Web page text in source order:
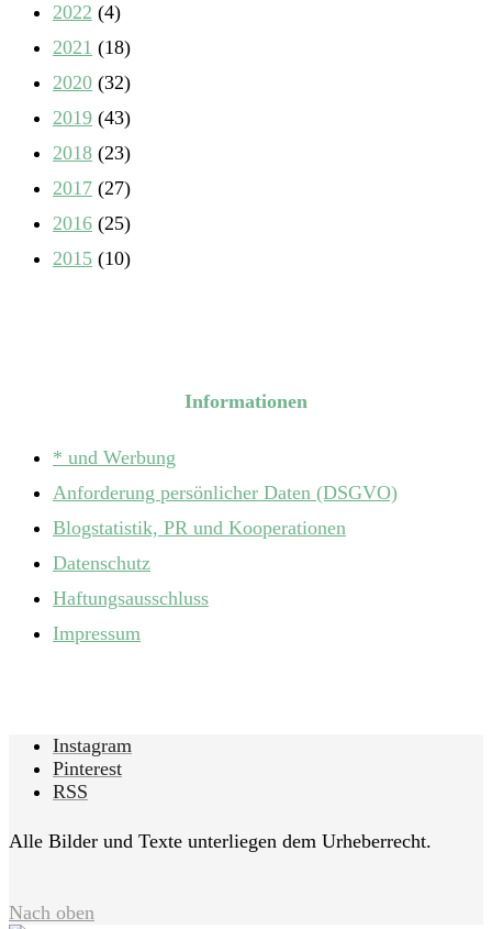
2022 (4)
2021 (18)
2020 (32)
2019 (43)
2018 (23)
2017 (27)
2016 (25)
2015 (10)
Informationen
* und Werbung
Anforderung persönlicher Daten (DSGVO)
Blogstatistik, PR und Kooperationen
Datenschutz
Haftungsausschluss
Impressum
Instagram
Pinterest
RSS
Alle Bilder und Texte unterliegen dem Urheberrecht.
Nach oben